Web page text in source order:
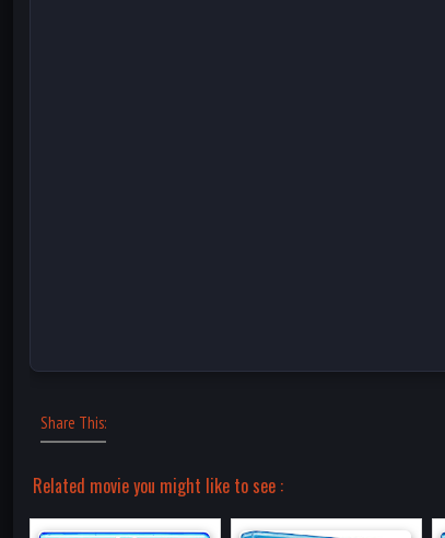
Share This:
Related movie you might like to see :